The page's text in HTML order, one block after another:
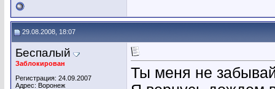
29.08.2008, 18:07
Беспалый
Заблокирован
Регистрация: 24.09.2007
Адрес: Воронеж
Ты меня не